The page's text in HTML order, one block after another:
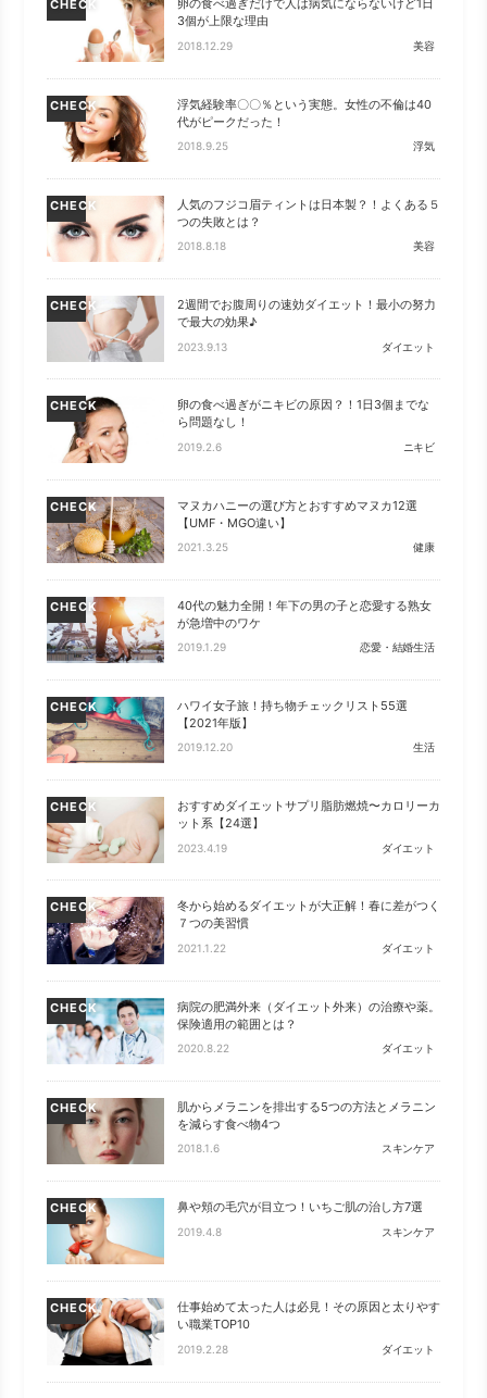
CHECK
卵の食べ過ぎだけで人は病気にならないけど1日
3個が上限な理由
2018.12.29 美容
CHECK
浮気経験率〇〇％という実態。女性の不倫は40
代がピークだった！
2018.9.25 浮気
CHECK
人気のフジコ眉ティントは日本製？！よくある５
つの失敗とは？
2018.8.18 美容
CHECK
2週間でお腹周りの速効ダイエット！最小の努力
で最大の効果♪
2023.9.13 ダイエット
CHECK
卵の食べ過ぎがニキビの原因？！1日3個までな
ら問題なし！
2019.2.6 ニキビ
CHECK
マヌカハニーの選び方とおすすめマヌカ12選
【UMF・MGO違い】
2021.3.25 健康
CHECK
40代の魅力全開！年下の男の子と恋愛する熟女
が急増中のワケ
2019.1.29 恋愛・結婚生活
CHECK
ハワイ女子旅！持ち物チェックリスト55選
【2021年版】
2019.12.20 生活
CHECK
おすすめダイエットサプリ脂肪燃焼〜カロリーカ
ット系【24選】
2023.4.19 ダイエット
CHECK
冬から始めるダイエットが大正解！春に差がつく
７つの美習慣
2021.1.22 ダイエット
CHECK
病院の肥満外来（ダイエット外来）の治療や薬。
保険適用の範囲とは？
2020.8.22 ダイエット
CHECK
肌からメラニンを排出する5つの方法とメラニン
を減らす食べ物4つ
2018.1.6 スキンケア
CHECK 鼻や頬の毛穴が目立つ！いちご肌の治し方7選
2019.4.8 スキンケア
CHECK
仕事始めて太った人は必見！その原因と太りやす
い職業TOP10
2019.2.28 ダイエット